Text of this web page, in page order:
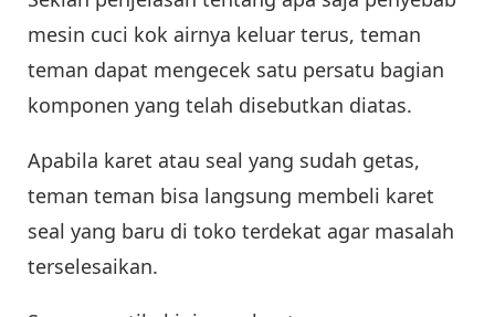
mesin cuci kok airnya keluar terus, teman
teman dapat mengecek satu persatu bagian
komponen yang telah disebutkan diatas.
Apabila karet atau seal yang sudah getas,
teman teman bisa langsung membeli karet
seal yang baru di toko terdekat agar masalah
terselesaikan.